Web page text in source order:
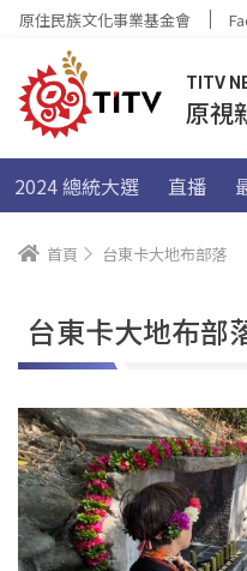
原住民族文化事業基金會
TITV
原視
2024 總統大選 直播
首頁 台東卡大地布部落
台東卡大地布部